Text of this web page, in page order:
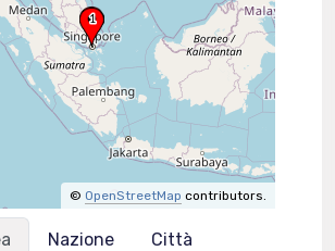
© OpenStreetMap contributors.
Nazione Città